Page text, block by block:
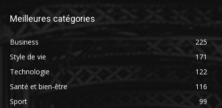
Meilleures catégories
Business
225
Style de vie
171
Technologie
122
Santé et bien-être
116
Sport
99